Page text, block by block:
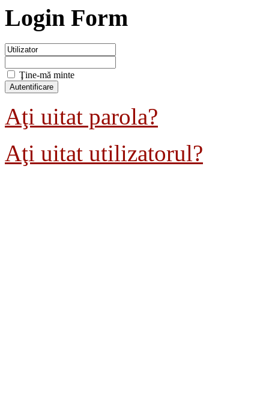
Login Form
Ţine-mă minte
Aţi uitat parola?
Aţi uitat utilizatorul?